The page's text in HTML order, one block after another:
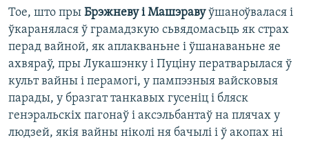
Тое, што пры Брэжневу і Машэравуўшаноўвалася і
ўкаранялася ў грамадзкую сьвядомасьць як страх
перад вайной, як аплакваньне і ўшанаваньне яе
ахвяраў, пры Лукашэнку і Пуціну ператварылася ў
культ вайны і перамогі, у пампэзныя вайсковыя
парады, у бразгат танкавых гусеніц і бляск
генэральскіх пагонаў і аксэльбантаў на плячах у
людзей, якія вайны ніколі ня бачылі і ў акопах ні